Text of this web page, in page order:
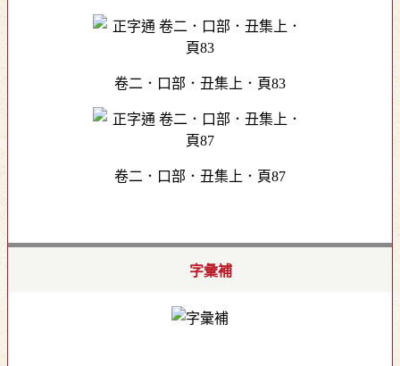
卷二．口部．丑集上．頁83
卷二．口部．丑集上．頁87
字彙補